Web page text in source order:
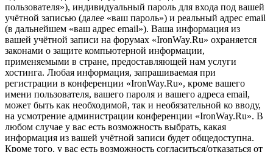
пользователя»), индивидуальный пароль для входа под вашей
учётной записью (далее «ваш пароль») и реальный адрес email
(в дальнейшем «ваш адрес email»). Ваша информация из
вашей учётной записи на форумах «IronWay.Ru» охраняется
законами о защите компьютерной информации,
применяемыми в стране, предоставляющей нам услуги
хостинга. Любая информация, запрашиваемая при
регистрации в конференции «IronWay.Ru», кроме вашего
имени пользователя, вашего пароля и вашего адреса email,
может быть как необходимой, так и необязательной ко вводу,
на усмотрение администрации конференции «IronWay.Ru». В
любом случае у вас есть возможность выбрать, какая
информация из вашей учётной записи будет общедоступна.
Кроме того, у вас есть возможность согласиться/отказаться от